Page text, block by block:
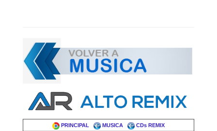
PRINCIPAL MUSICA CDs REMIX